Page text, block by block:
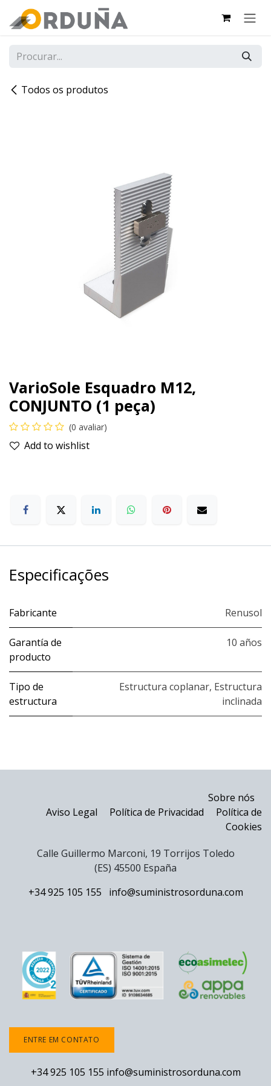
Todos os produtos
VarioSole Esquadro M12,
CONJUNTO (1 peça)
(0 avaliar)
Add to wishlist
Especificações
Fabricante Renusol
Garantía de
producto
10 años
Tipo de
estructura
Estructura coplanar, Estructura
inclinada
Sobre nós
Aviso Legal
Política de Privacidad
Política de
Cookies
Calle Guillermo Marconi, 19 Torrijos Toledo
(ES) 45500 España
+34 925 105 155
info@suministrosorduna.com
ENTRE EM CONTATO
+34 925 105 155 info@suministrosorduna.com